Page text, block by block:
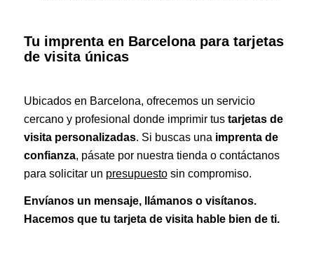
Tu imprenta en Barcelona para tarjetas
de visita únicas
Ubicados en Barcelona, ofrecemos un servicio
cercano y profesional donde imprimir tus tarjetas de
visita personalizadas. Si buscas una imprenta de
confianza, pásate por nuestra tienda o contáctanos
para solicitar un presupuestosin compromiso.
Envíanos un mensaje, llámanos o visítanos.
Hacemos que tu tarjeta de visita hable bien de ti.